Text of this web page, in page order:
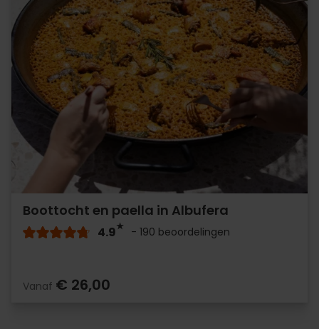
Boottocht en paella in Albufera
4.9 - 190 beoordelingen
Vanaf € 26,00